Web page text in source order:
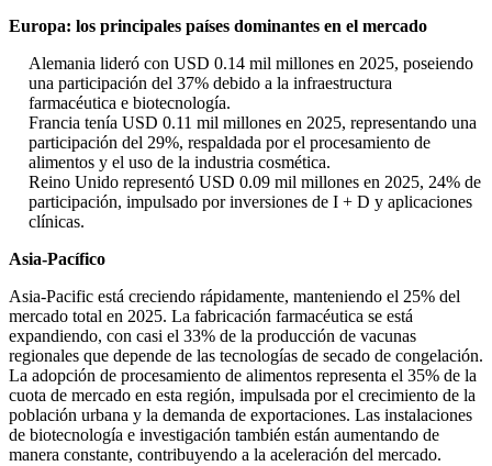
Europa: los principales países dominantes en el mercado
Alemania lideró con USD 0.14 mil millones en 2025, poseiendo
una participación del 37% debido a la infraestructura
farmacéutica e biotecnología.
Francia tenía USD 0.11 mil millones en 2025, representando una
participación del 29%, respaldada por el procesamiento de
alimentos y el uso de la industria cosmética.
Reino Unido representó USD 0.09 mil millones en 2025, 24% de
participación, impulsado por inversiones de I + D y aplicaciones
clínicas.
Asia-Pacífico
Asia-Pacific está creciendo rápidamente, manteniendo el 25% del
mercado total en 2025. La fabricación farmacéutica se está
expandiendo, con casi el 33% de la producción de vacunas
regionales que depende de las tecnologías de secado de congelación.
La adopción de procesamiento de alimentos representa el 35% de la
cuota de mercado en esta región, impulsada por el crecimiento de la
población urbana y la demanda de exportaciones. Las instalaciones
de biotecnología e investigación también están aumentando de
manera constante, contribuyendo a la aceleración del mercado.